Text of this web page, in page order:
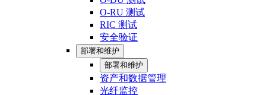
O-RU 测试
RIC 测试
安全验证
部署和维护
部署和维护
资产和数据管理
光纤监控